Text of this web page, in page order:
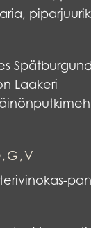
Laakeri